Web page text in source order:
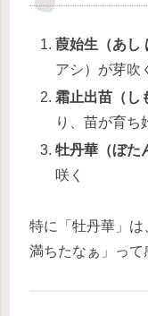
葭始生（あし
アシ）が芽吹
霜止出苗（し
り、苗が育ち
牡丹華（ぼた
咲く
特に「牡丹華」
満ちたなぁ」って